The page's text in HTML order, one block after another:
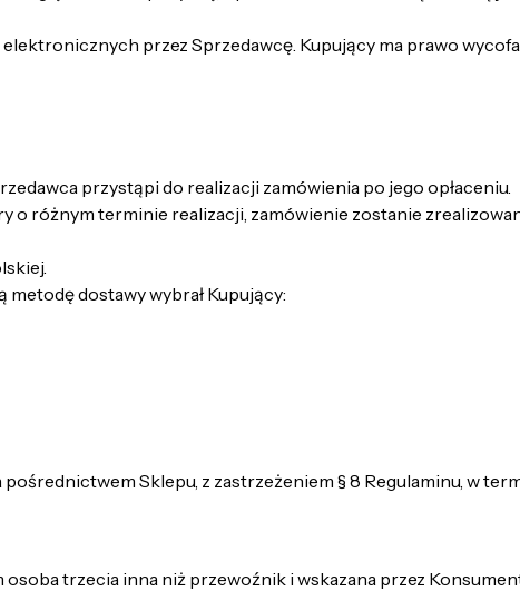
przez Sprzedawcę. Kupujący ma prawo
przystąpi do realizacji zamówienia po jego opłaceniu.
o różnym terminie realizacji, zamówienie zostanie
dostawy wybrał Kupujący:
Sklepu, z zastrzeżeniem § 8 Regulaminu, w
trzecia inna niż przewoźnik i wskazana przez